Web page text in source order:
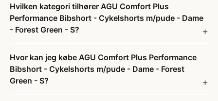
Hvilken kategori tilhører AGU Comfort Plus
Performance Bibshort - Cykelshorts m/pude - Dame
- Forest Green - S?
Hvor kan jeg købe AGU Comfort Plus Performance
Bibshort - Cykelshorts m/pude - Dame - Forest
Green - S?